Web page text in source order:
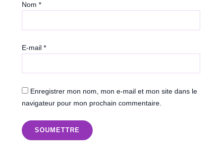
Nom*
E-mail*
Enregistrer mon nom, mon e-mail et mon site dans le
navigateur pour mon prochain commentaire.